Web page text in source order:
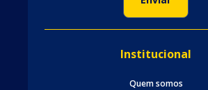
Institucional
Quem somos